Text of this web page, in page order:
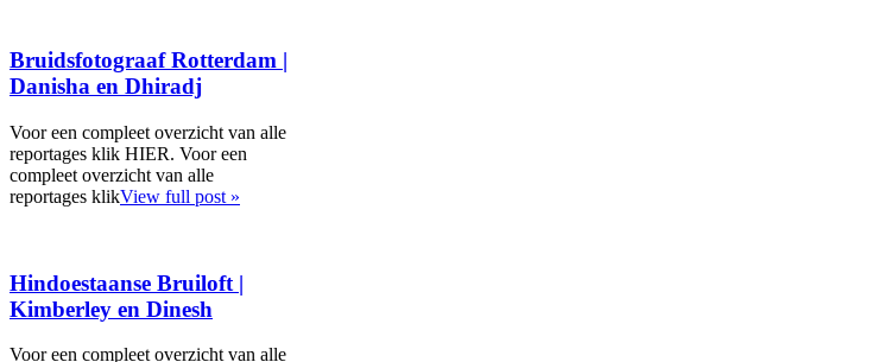
Bruidsfotograaf Rotterdam |
Danisha en Dhiradj
Voor een compleet overzicht van alle
reportages klik HIER. Voor een
compleet overzicht van alle
reportages klikView full post »
Hindoestaanse Bruiloft |
Kimberley en Dinesh
Voor een compleet overzicht van alle